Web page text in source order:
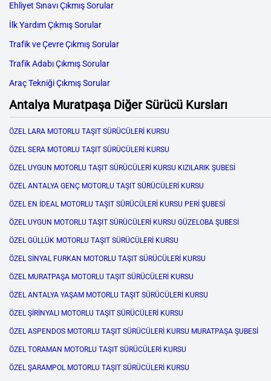
Ehliyet Sınavı Çıkmış Sorular
İlk Yardım Çıkmış Sorular
Trafik ve Çevre Çıkmış Sorular
Trafik Adabı Çıkmış Sorular
Araç Tekniği Çıkmış Sorular
Antalya Muratpaşa Diğer Sürücü Kursları
ÖZEL LARA MOTORLU TAŞIT SÜRÜCÜLERİ KURSU
ÖZEL SERA MOTORLU TAŞIT SÜRÜCÜLERİ KURSU
ÖZEL UYGUN MOTORLU TAŞIT SÜRÜCÜLERİ KURSU KIZILARIK ŞUBESİ
ÖZEL ANTALYA GENÇ MOTORLU TAŞIT SÜRÜCÜLERİ KURSU
ÖZEL EN İDEAL MOTORLU TAŞIT SÜRÜCÜLERİ KURSU PERİ ŞUBESİ
ÖZEL UYGUN MOTORLU TAŞIT SÜRÜCÜLERİ KURSU GÜZELOBA ŞUBESİ
ÖZEL GÜLLÜK MOTORLU TAŞIT SÜRÜCÜLERİ KURSU
ÖZEL SİNYAL FURKAN MOTORLU TAŞIT SÜRÜCÜLERİ KURSU
ÖZEL MURATPAŞA MOTORLU TAŞIT SÜRÜCÜLERİ KURSU
ÖZEL ANTALYA YAŞAM MOTORLU TAŞIT SÜRÜCÜLERİ KURSU
ÖZEL ŞİRİNYALI MOTORLU TAŞIT SÜRÜCÜLERİ KURSU
ÖZEL ASPENDOS MOTORLU TAŞIT SÜRÜCÜLERİ KURSU MURATPAŞA ŞUBESİ
ÖZEL TORAMAN MOTORLU TAŞIT SÜRÜCÜLERİ KURSU
ÖZEL ŞARAMPOL MOTORLU TAŞIT SÜRÜCÜLERİ KURSU